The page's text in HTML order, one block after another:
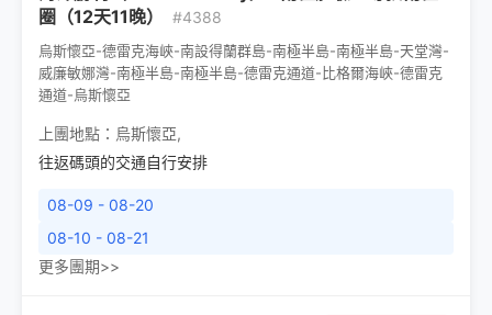
圈（12天11晚）
#4388
烏斯懷亞-德雷克海峽-南設得蘭群島-南極半島-南極半島-天堂灣-
威廉敏娜灣-南極半島-南極半島-德雷克通道-比格爾海峽-德雷克
通道-烏斯懷亞
上團地點： 烏斯懷亞,
往返碼頭的交通自行安排
08-09 - 08-20
08-10 - 08-21
更多團期>>